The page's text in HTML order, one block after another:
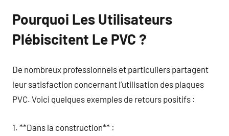
Pourquoi Les Utilisateurs
Plébiscitent Le PVC ?
De nombreux professionnels et particuliers partagent
leur satisfaction concernant l’utilisation des plaques
PVC. Voici quelques exemples de retours positifs :
1. **Dans la construction** :